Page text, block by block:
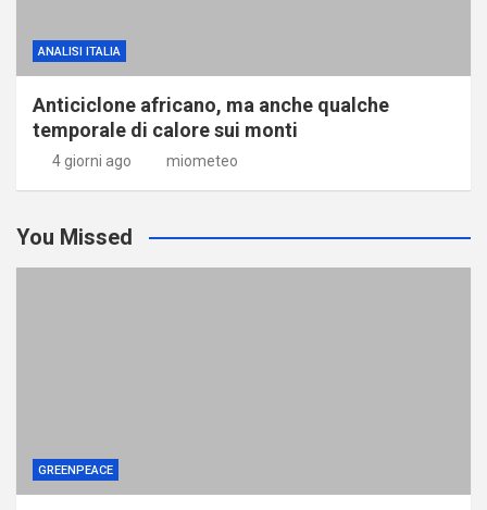
ANALISI ITALIA
Anticiclone africano, ma anche qualche
temporale di calore sui monti
4 giorni ago miometeo
You Missed
GREENPEACE